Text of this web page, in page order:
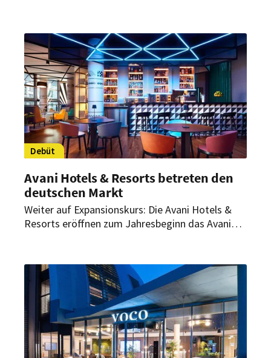
des Tiroler Hotelunternehmens reiht sich damit
nicht nur als sechzehntes Haus in das Portfolio
ein, sondern hebt sich obendrein mit einer
Besonderheit ab.
Debüt
Avani Hotels & Resorts betreten den
deutschen Markt
Weiter auf Expansionskurs: Die Avani Hotels &
Resorts eröffnen zum Jahresbeginn das Avani
Europa, sondern betritt auch erstmals
den deutschen Markt.